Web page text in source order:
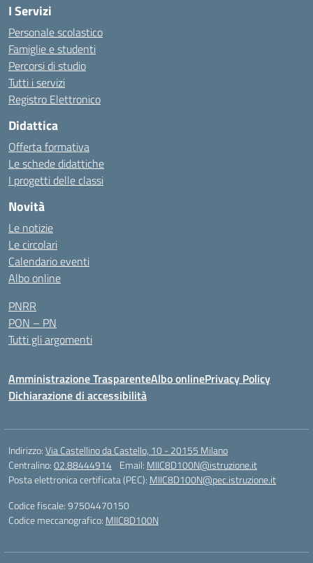
I Servizi
Personale scolastico
Famiglie e studenti
Percorsi di studio
Tutti i servizi
Registro Elettronico
Didattica
Offerta formativa
Le schede didattiche
I progetti delle classi
Novità
Le notizie
Le circolari
Calendario eventi
Albo online
PNRR
PON – PN
Tutti gli argomenti
Amministrazione TrasparenteAlbo onlinePrivacy Policy
Dichiarazione di accessibilità
Indirizzo:Via Castellino da Castello, 10 - 20155 Milano
Centralino:02.88444914 Email: MIIC8D100N@istruzione.it
Posta elettronica certificata (PEC): MIIC8D100N@pec.istruzione.it
Codice fiscale: 97504470150
Codice meccanografico: MIIC8D100N